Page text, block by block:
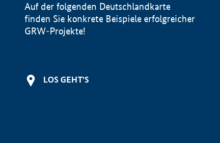
Auf der folgenden Deutschlandkarte
finden Sie konkrete Beispiele erfolgreicher
GRW-Projekte!
LOS GEHT'S